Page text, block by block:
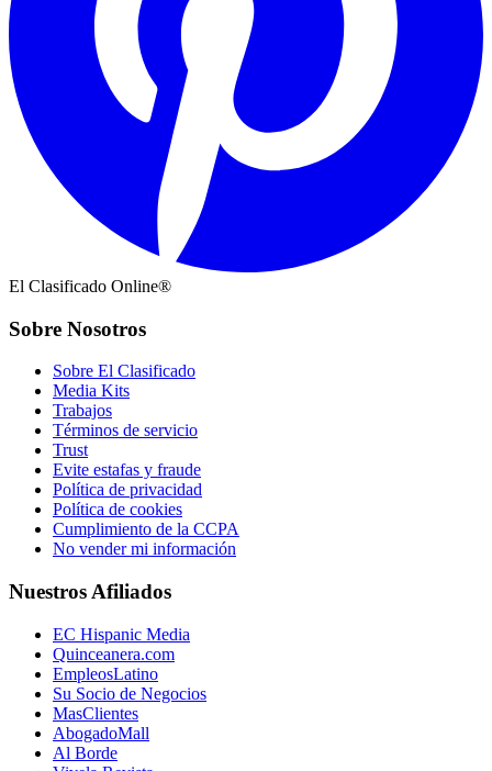
El Clasificado Online®
Sobre Nosotros
Sobre El Clasificado
Media Kits
Trabajos
Términos de servicio
Trust
Evite estafas y fraude
Política de privacidad
Política de cookies
Cumplimiento de la CCPA
No vender mi información
Nuestros Afiliados
EC Hispanic Media
Quinceanera.com
EmpleosLatino
Su Socio de Negocios
MasClientes
AbogadoMall
Al Borde